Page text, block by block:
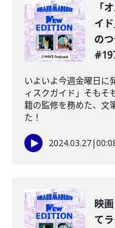
「
イ
の
いよいよ今週金曜日に
ィスクガイド」そもそ
籍の監修を務めた、文
た！
2024.03.27|
映
て